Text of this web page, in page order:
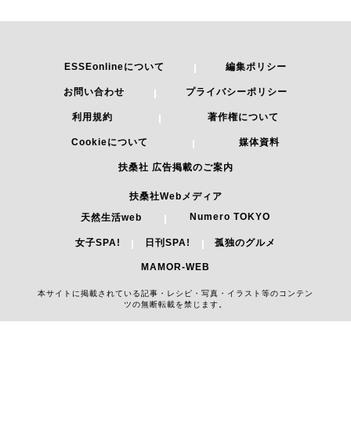
ESSEonlineについて 編集ポリシー
お問い合わせ プライバシーポリシー
利用規約 著作権について
Cookieについて 媒体資料
扶桑社 広告掲載のご案内
扶桑社Webメディア
天然生活web
Numero TOKYO
女子SPA! 日刊SPA! 孤独のグルメ
MAMOR-WEB
本サイトに掲載されている記事・レシピ・写真・イラスト等のコンテン
ツの無断転載を禁じます。